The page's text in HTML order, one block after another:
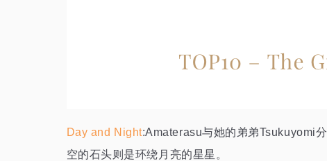
Day and Night:Amaterasu与她的弟弟Tsukuyomi
空的石头则是环绕月亮的星星。